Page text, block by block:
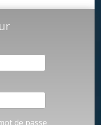
de passe